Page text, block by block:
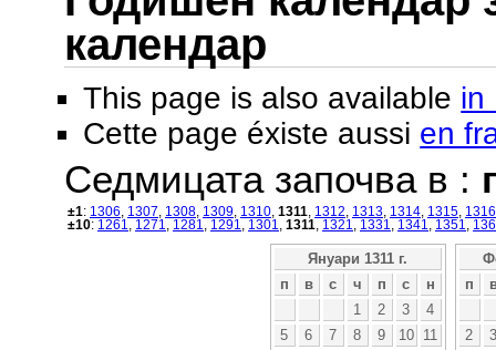
календар
This page is also available in
Cette page éxiste aussi en
Седмицата започва в :
±1: 1306 1307 1308 1309 1310 1311 1312 1313 1314 1315 1316
±10: 1261 1271 1281 1291 1301 1311 1321 1331 1341 1351
Януари 1311 г.
п
в с ч п с
н
1
2 3
4
5
6 7 8 9 10
11
п
2
3